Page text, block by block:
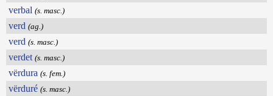
verbal (s. masc.)
verd (ag.)
verd (s. masc.)
verdet (s. masc.)
vërdura (s. fem.)
vërduré (s. masc.)